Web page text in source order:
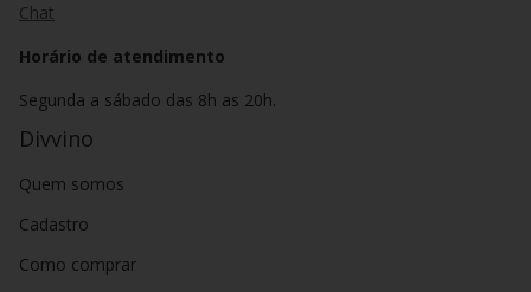
Chat
Horário de atendimento
Segunda a sábado das 8h as 20h.
Divvino
Quem somos
Cadastro
Como comprar